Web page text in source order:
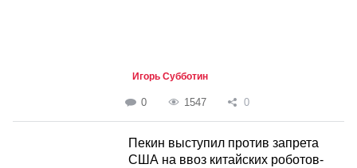
Игорь Субботин
0 1547 0
Пекин выступил против запрета
США на ввоз китайских роботов-